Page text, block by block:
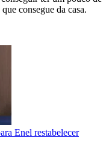
consegue da casa.
Enel restabelecer